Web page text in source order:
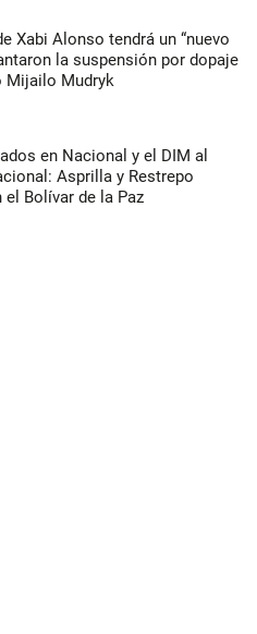
Xabi Alonso tendrá un “nuevo
la suspensión por dopaje
Mijailo Mudryk
en Nacional y el DIM al
Asprilla y Restrepo
el Bolívar de la Paz